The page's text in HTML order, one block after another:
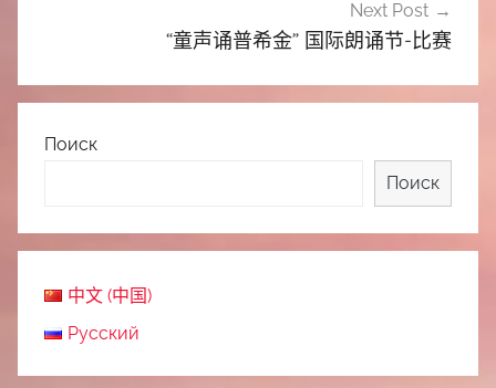
Next Post
“童声诵普希金” 国际朗诵节-比赛
Поиск
Поиск
中文 (中国)
Русский